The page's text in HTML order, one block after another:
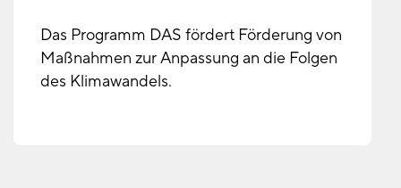
Das Programm DAS fördert Förderung von
Maßnahmen zur Anpassung an die Folgen
des Klimawandels.